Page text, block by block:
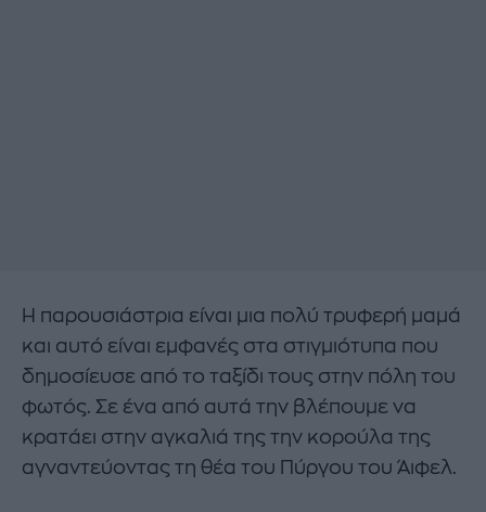
Η παρουσιάστρια είναι μια πολύ τρυφερή μαμά
και αυτό είναι εμφανές στα στιγμιότυπα που
δημοσίευσε από το ταξίδι τους στην πόλη του
φωτός. Σε ένα από αυτά την βλέπουμε να
κρατάει στην αγκαλιά της την κορούλα της
αγναντεύοντας τη θέα του Πύργου του Άιφελ.